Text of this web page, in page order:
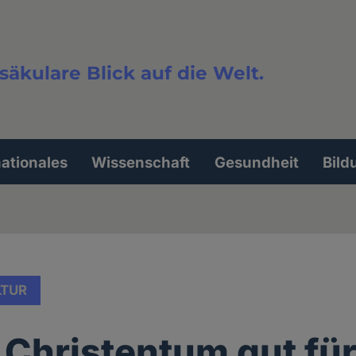
Blick auf die Welt.
Wissenschaft Gesundheit